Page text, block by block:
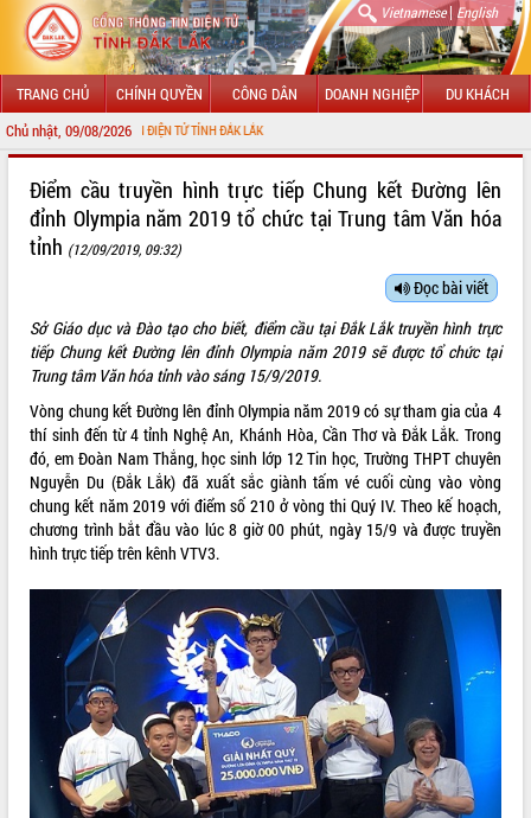
Vietnamese| English
TRANG CHỦ CHÍNH QUYỀN CÔNG DÂN DOANH NGHIỆP DU KHÁCH
Chủ nhật, 09/08/2026
THÔNG TIN ĐIỆN TỬ TỈNH ĐẮK LẮK
LÃNH ĐẠO UBND TỈNH
SỞ, BAN, NGÀNH
UBND CÁC XÃ, PHƯỜNG
THÔNG TIN CHỈ ĐẠO ĐIỀU HÀNH
HỆ THỐNG VĂN BẢN
VĂN BẢN HĐND TỈNH
ĐIỂM TIN VĂN BẢN
QUY HOẠCH - KẾ HOẠCH
Điểm cầu truyền hình trực tiếp Chung kết Đường lên
đỉnh Olympia năm 2019 tổ chức tại Trung tâm Văn hóa
tỉnh (12/09/2019, 09:32)
Đọc bài viết
Sở Giáo dục và Đào tạo cho biết, điểm cầu tại Đắk Lắk truyền hình trực
tiếp Chung kết Đường lên đỉnh Olympia năm 2019 sẽ được tổ chức tại
Trung tâm Văn hóa tỉnh vào sáng 15/9/2019.
Vòng chung kết Đường lên đỉnh Olympia năm 2019 có sự tham gia của 4
thí sinh đến từ 4 tỉnh Nghệ An, Khánh Hòa, Cần Thơ và Đắk Lắk. Trong
đó, em Đoàn Nam Thắng, học sinh lớp 12 Tin học, Trường THPT chuyên
Nguyễn Du (Đắk Lắk) đã xuất sắc giành tấm vé cuối cùng vào vòng
chung kết năm 2019 với điểm số 210 ở vòng thi Quý IV. Theo kế hoạch,
chương trình bắt đầu vào lúc 8 giờ 00 phút, ngày 15/9 và được truyền
hình trực tiếp trên kênh VTV3.